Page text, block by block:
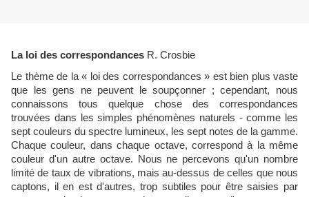
La loi des correspondances R. Crosbie
Le thème de la « loi des correspondances » est bien plus vaste
que les gens ne peuvent le soupçonner ; cependant, nous
connaissons tous quelque chose des correspondances
trouvées dans les simples phénomènes naturels - comme les
sept couleurs du spectre lumineux, les sept notes de la gamme.
Chaque couleur, dans chaque octave, correspond à la même
couleur d'un autre octave. Nous ne percevons qu'un nombre
limité de taux de vibrations, mais au-dessus de celles que nous
captons, il en est d'autres, trop subtiles pour être saisies par